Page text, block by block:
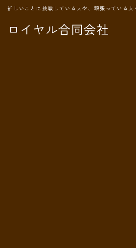
ロイヤル合同会社
新しいことに挑戦している人や、頑張っている人
MENU